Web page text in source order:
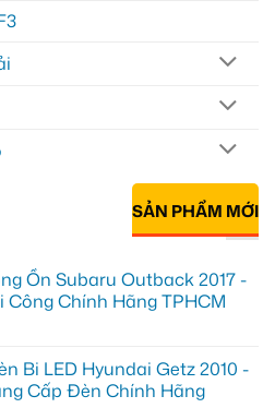
SẢN PHẨM MỚI
Ồn Subaru Outback 2017 -
Công Chính Hãng TPHCM
Bi LED Hyundai Getz 2010 -
Cấp Đèn Chính Hãng